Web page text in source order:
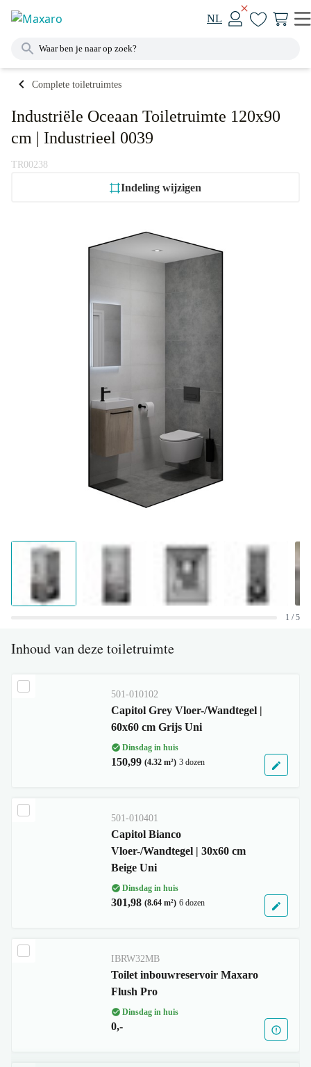
NL
Complete toiletruimtes
Industriële Oceaan Toiletruimte 120x90
cm | Industrieel 0039
TR00238
Indeling wijzigen
1 / 5
Inhoud van deze toiletruimte
501-010102
Capitol Grey Vloer-/Wandtegel |
60x60 cm Grijs Uni
Dinsdag in huis
150,99 (4.32 m²) 3 dozen
501-010401
Capitol Bianco
Vloer-/Wandtegel | 30x60 cm
Beige Uni
Dinsdag in huis
301,98 (8.64 m²) 6 dozen
IBRW32MB
Toilet inbouwreservoir Maxaro
Flush Pro
Dinsdag in huis
0,-